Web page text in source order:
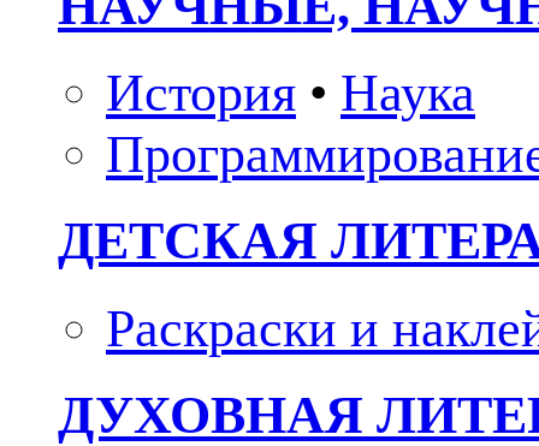
История • Наука
ДЕТСКАЯ
Раскраски и
ДУХОВНАЯ